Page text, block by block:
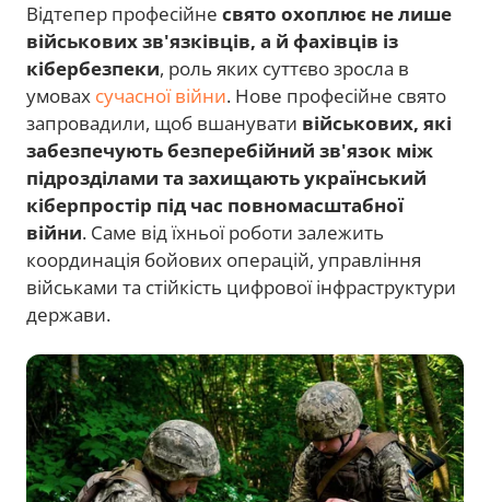
Відтепер професійне свято охоплює не лише
військових зв'язківців, а й фахівців із
кібербезпеки, роль яких суттєво зросла в
умовах сучасної війни. Нове професійне свято
запровадили, щоб вшанувати військових, які
забезпечують безперебійний зв'язок між
підрозділами та захищають український
кіберпростір під час повномасштабної
війни. Саме від їхньої роботи залежить
координація бойових операцій, управління
військами та стійкість цифрової інфраструктури
держави.